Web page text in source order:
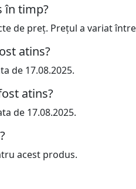
în timp?
de preț. Prețul a variat
atins?
de 17.08.2025.
atins?
de 17.08.2025.
acest produs.